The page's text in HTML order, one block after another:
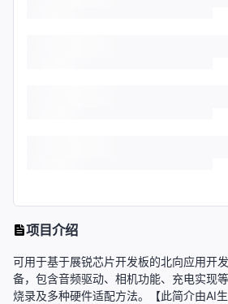
项目介绍
可用于基于展锐芯片开发板的北向应用开
备，包含音频驱动、相机功能、充电实现
烧录及多种硬件适配方法。【此简介由AI生